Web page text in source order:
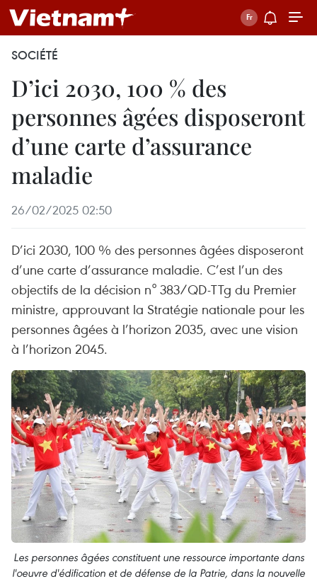
SOCIÉTÉ
D’ici 2030, 100 % des
personnes âgées disposeront
d’une carte d’assurance
maladie
26/02/2025 02:50
D’ici 2030, 100 % des personnes âgées disposeront
d’une carte d’assurance maladie. C’est l’un des
objectifs de la décision n° 383/QD-TTg du Premier
ministre, approuvant la Stratégie nationale pour les
personnes âgées à l’horizon 2035, avec une vision
à l’horizon 2045.
Les personnes âgées constituent une ressource importante dans
l'oeuvre d'édification et de défense de la Patrie, dans la nouvelle